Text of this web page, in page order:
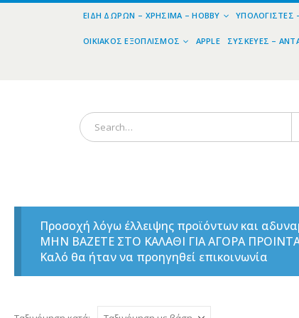
ΕΊΔΗ ΔΏΡΩΝ – ΧΡΉΣΙΜΑ – HOBBY ΥΠΟΛΟΓΙΣΤΈΣ
ΟΙΚΙΑΚΌΣ ΕΞΟΠΛΙΣΜΌΣ APPLE ΣΥΣΚΕΥΈΣ –
Προσοχή λόγω έλλειψης προϊόντων και
ΜΗΝ ΒΑΖΕΤΕ ΣΤΟ ΚΑΛΑΘΙ ΓΙΑ ΑΓΟΡΑ
Καλό θα ήταν να προηγηθεί επικοινωνία